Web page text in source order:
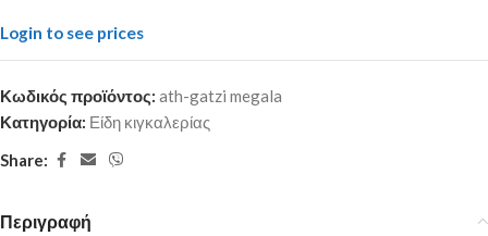
Login to see prices
Κωδικός προϊόντος: ath-gatzi megala
Κατηγορία: Είδη κιγκαλερίας
Share:
Περιγραφή